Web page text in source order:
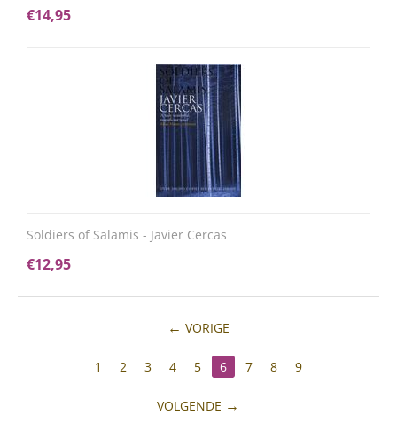
€14,95
Soldiers of Salamis - Javier Cercas
€12,95
VORIGE
1 2 3 4 5 6 7 8 9
VOLGENDE